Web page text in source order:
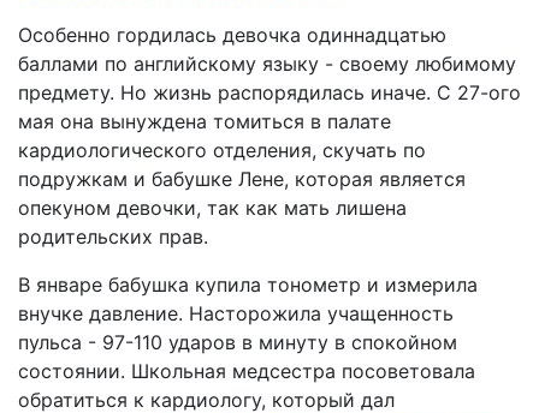
Особенно гордилась девочка одиннадцатью
баллами по английскому языку - своему любимому
предмету. Но жизнь распорядилась иначе. С 27-ого
мая она вынуждена томиться в палате
кардиологического отделения, скучать по
подружкам и бабушке Лене, которая является
опекуном девочки, так как мать лишена
родительских прав.
В январе бабушка купила тонометр и измерила
внучке давление. Насторожила учащенность
пульса - 97-110 ударов в минуту в спокойном
состоянии. Школьная медсестра посоветовала
обратиться к кардиологу, который дал